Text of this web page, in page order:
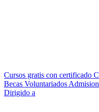
Cursos gratis con certificado
Becas Voluntariados
Dirigido a